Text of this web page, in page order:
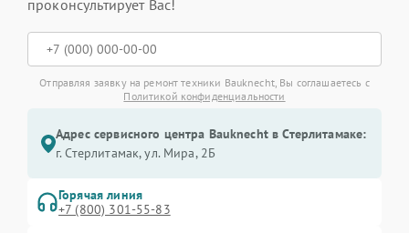
проконсультирует Вас!
Отправляя заявку на ремонт техники Bauknecht, Вы соглашаетесь с
Политикой конфиденциальности
Адрес сервисного центра Bauknecht в Стерлитамаке:
г. Стерлитамак, ул. Мира, 2Б
Горячая линия
+7 (800) 301-55-83